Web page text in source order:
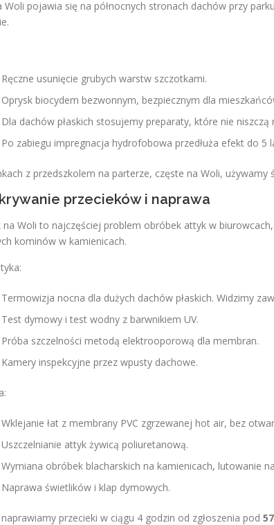
Woli pojawia się na północnych stronach dachów przy
Ręczne usunięcie grubych warstw szczotkami.
Oprysk biocydem bezwonnym, bezpiecznym dla
Dla dachów płaskich stosujemy preparaty, które nie niszczą
Po zabiegu impregnacja hydrofobowa przedłuża efekt do 5
z przedszkolem na parterze, częste na Woli, używamy
przecieków i naprawa
na Woli to najczęściej problem obróbek attyk w
kominów w kamienicach.
Termowizja nocna dla dużych dachów płaskich. Widzimy
Test dymowy i test wodny z barwnikiem UV.
Próba szczelności metodą elektrooporową dla membran.
Kamery inspekcyjne przez wpusty dachowe.
Wklejanie łat z membrany PVC zgrzewanej hot air, bez
Uszczelnianie attyk żywicą poliuretanową.
Wymiana obróbek blacharskich na kamienicach, lutowanie
Naprawa świetlików i klap dymowych.
przecieki w ciągu 4 godzin od zgłoszenia pod